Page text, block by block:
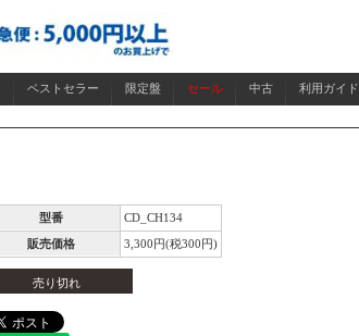
ベストセラー 限定盤 セール 中古 利用ガイド
型番
CD_CH134
販売価格
3,300円(税300円)
売り切れ